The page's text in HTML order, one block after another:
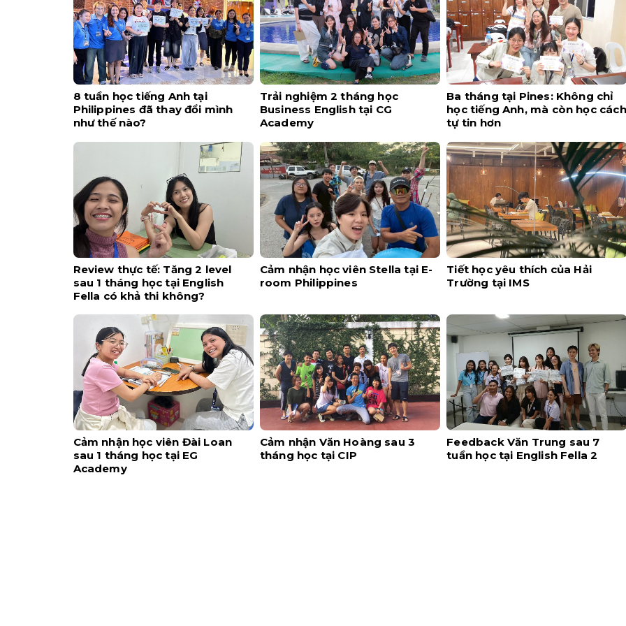
8 tuần học tiếng Anh tại
Philippines đã thay đổi mình
như thế nào?
Trải nghiệm 2 tháng học
Business English tại CG
Academy
Ba tháng tại Pines: Không chỉ
học tiếng Anh, mà còn học cách
tự tin hơn
Review thực tế: Tăng 2 level
sau 1 tháng học tại English
Fella có khả thi không?
Cảm nhận học viên Stella tại E-
room Philippines
Tiết học yêu thích của Hải
Trường tại IMS
Cảm nhận học viên Đài Loan
sau 1 tháng học tại EG
Academy
Cảm nhận Văn Hoàng sau 3
tháng học tại CIP
Feedback Văn Trung sau 7
tuần học tại English Fella 2